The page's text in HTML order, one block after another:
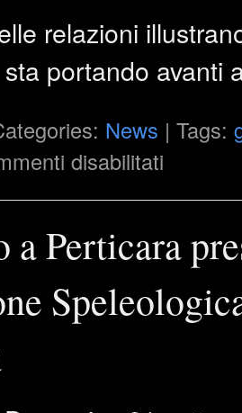
relazioni
portando avanti
News | Tags:
disabilitati
a Perticara